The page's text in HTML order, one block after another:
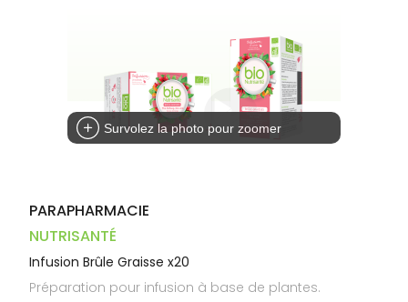
Solaire
Visage
Survolez la photo pour zoomer
PARAPHARMACIE
NUTRISANTÉ
Infusion Brûle Graisse x20
Préparation pour infusion à base de plantes.